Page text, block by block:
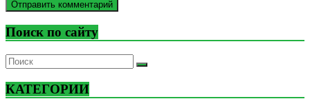
Поиск по сайту
КАТЕГОРИИ